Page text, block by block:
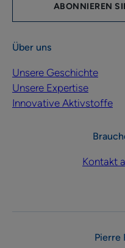
ABONNIEREN
Über uns
Unsere Geschichte
Unsere Expertise
Innovative Aktivstoffe
Kontakt
Pierre